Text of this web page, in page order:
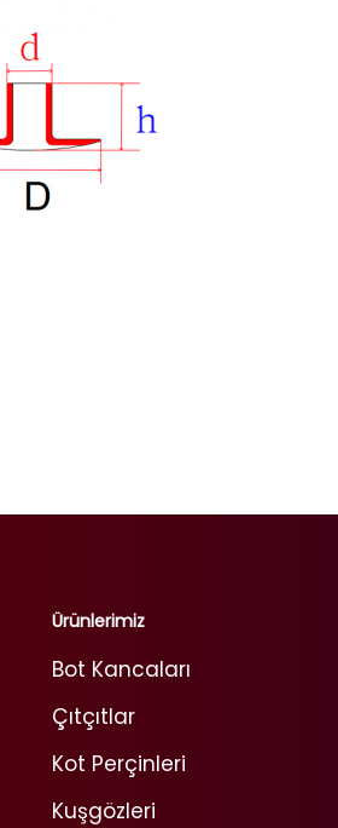
Ürünlerimiz
Bot Kancaları
Çıtçıtlar
Kot Perçinleri
Kuşgözleri